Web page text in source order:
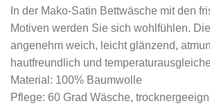
In der Mako-Satin Bettwäsche mit den
Motiven werden Sie sich wohlfühlen.
angenehm weich, leicht glänzend,
hautfreundlich und
Material: 100% Baumwolle
Pflege: 60 Grad Wäsche,